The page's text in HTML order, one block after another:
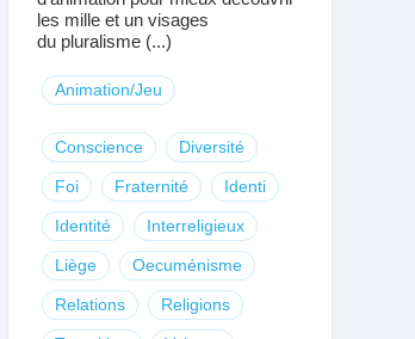
les mille et un visages
du pluralisme (...)
Animation/Jeu
Conscience Diversité
Foi Fraternité Identi
Identité Interreligieux
Liège Oecuménisme
Relations Religions